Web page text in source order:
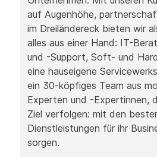
auf Augenhöhe,
im Dreiländereck bieten wir
alles aus einer Hand: IT-
und -Support, Soft- und
eine hauseigene
ein 30-köpfiges Team aus
Experten und -Expertinnen,
Ziel verfolgen: mit den
Dienstleistungen für ihr
sorgen.